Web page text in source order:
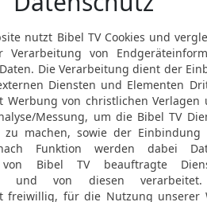
Werke und
14 Und er
ihrem Zweck
ihrem Zweck
15 und das
Lampen, für
auch für die
Lampen, nach
16 Auch setzte